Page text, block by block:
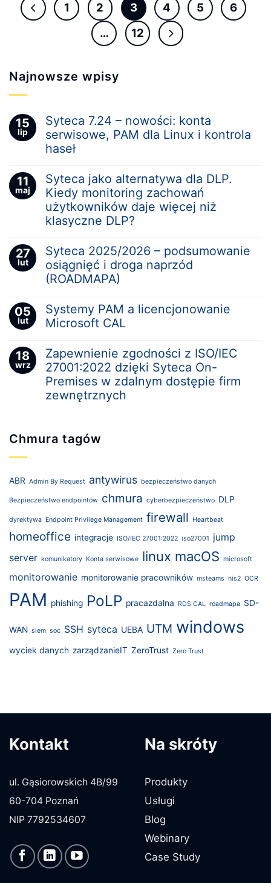
Najnowsze wpisy
15
lip
Syteca 7.24 – nowości: konta
serwisowe, PAM dla Linux i kontrola
haseł
11
maj
Syteca jako alternatywa dla DLP.
Kiedy monitoring zachowań
użytkowników daje więcej niż
klasyczne DLP?
27
lut
Syteca 2025/2026 – podsumowanie
osiągnięć i droga naprzód
(ROADMAPA)
05
lut
Systemy PAM a licencjonowanie
Microsoft CAL
18
wrz
Zapewnienie zgodności z ISO/IEC
27001:2022 dzięki Syteca On-
Premises w zdalnym dostępie firm
zewnętrznych
Chmura tagów
ABR Admin By Request antywirus bezpieczeństwo danych
Bezpieczeństwo endpointów chmura cyberbezpieczeństwo DLP
dyrektywa Endpoint Privilege Management firewall Heartbeat
homeoffice integracje ISO/IEC 27001:2022 iso27001
jump
server komunikatory Konta serwisowe linux macOS microsoft
monitorowanie monitorowanie pracowników msteams nis2 OCR
PAM phishing PoLP pracazdalna RDS CAL roadmapa SD-
WAN siem soc SSH syteca UEBA UTM windows
wyciek danych zarządzanieIT ZeroTrust Zero Trust
1 2 3 4 5
6
…
12
Kontakt
ul. Gąsiorowskich 4B/99
60-704 Poznań
NIP 7792534607
Na skróty
Produkty
Usługi
Blog
Webinary
Case Study